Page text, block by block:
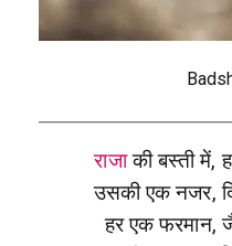
राजाकी बस्ती में,
उसकी एक नजर,
हर एक फरमान,